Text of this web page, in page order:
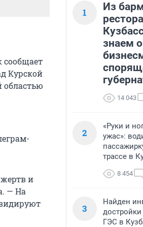
сообщает
Курской
областью
и
— На
1
Из
знаем
14 043
2
«Руки и
ужас»:
трассе в
8 454
3
Найден
ГЭС в